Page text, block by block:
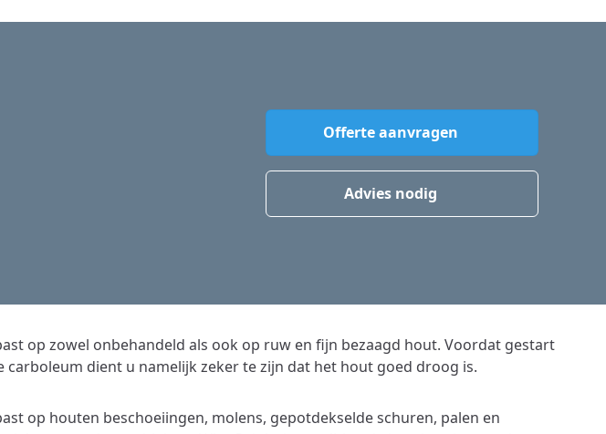
Offerte aanvragen
Advies nodig
op zowel onbehandeld als ook op ruw en fijn bezaagd hout. Voordat gestart
carboleum dient u namelijk zeker te zijn dat het hout goed droog is.
op houten beschoeiingen, molens, gepotdekselde schuren, palen en